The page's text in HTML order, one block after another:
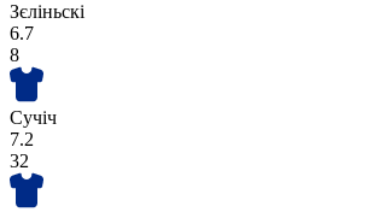
Зєліньскі
6.7
8
Сучіч
7.2
32